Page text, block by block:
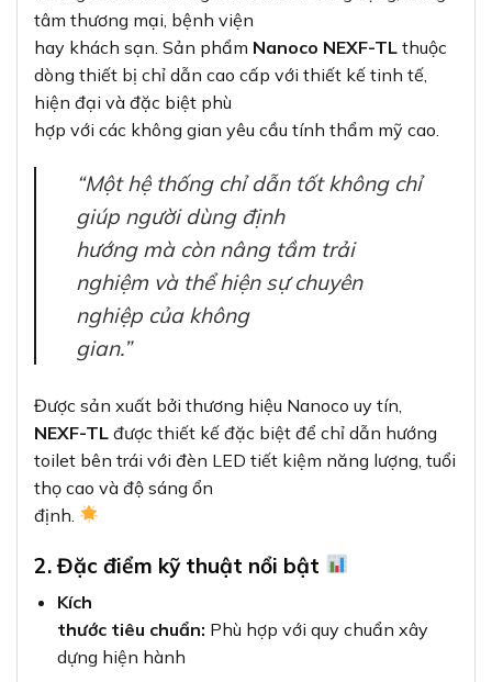
tâm thương mại, bệnh viện
hay khách sạn. Sản phẩm Nanoco NEXF-TL thuộc
dòng thiết bị chỉ dẫn cao cấp với thiết kế tinh tế,
hiện đại và đặc biệt phù
hợp với các không gian yêu cầu tính thẩm mỹ cao.
“Một hệ thống chỉ dẫn tốt không chỉ
giúp người dùng định
hướng mà còn nâng tầm trải
nghiệm và thể hiện sự chuyên
nghiệp của không
gian.”
Được sản xuất bởi thương hiệu Nanoco uy tín,
NEXF-TL được thiết kế đặc biệt để chỉ dẫn hướng
toilet bên trái với đèn LED tiết kiệm năng lượng, tuổi
thọ cao và độ sáng ổn
định.
2. Đặc điểm kỹ thuật nổi bật
Kích
thước tiêu chuẩn: Phù hợp với quy chuẩn xây
dựng hiện hành